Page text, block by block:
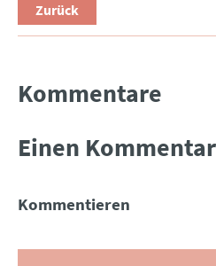
Zurück
Kommentare
Einen
Kommentieren